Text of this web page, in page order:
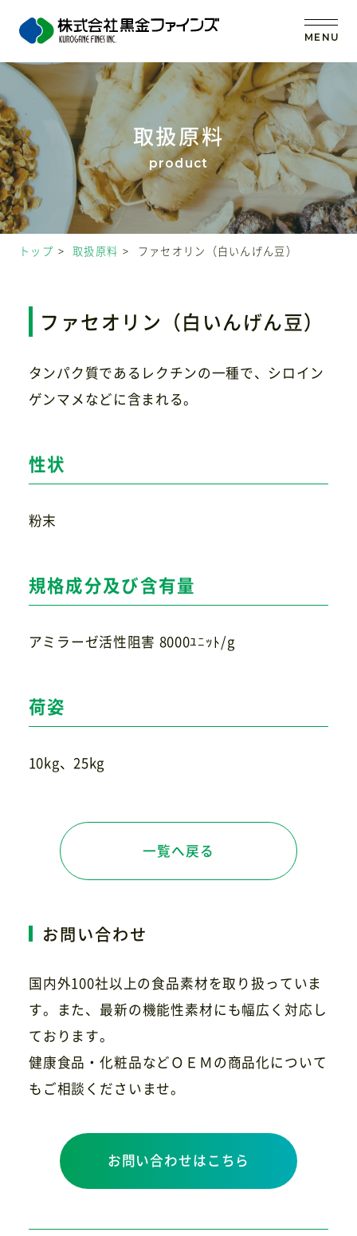
MENU
トップ
当社の強み
事業内容
取扱原料
取扱原料
トップ 取扱原料 ファセオリン（白いんげん豆）
ファセオリン（白いんげん豆）
タンパク質であるレクチンの一種で、シロイン
ゲンマメなどに含まれる。
性状
粉末
規格成分及び含有量
アミラーゼ活性阻害 8000ﾕﾆｯﾄ/g
荷姿
10kg、25kg
一覧へ戻る
お問い合わせ
国内外100社以上の食品素材を取り扱っていま
す。また、最新の機能性素材にも幅広く対応し
ております。
健康食品・化粧品などＯＥＭの商品化について
もご相談くださいませ。
お問い合わせはこちら